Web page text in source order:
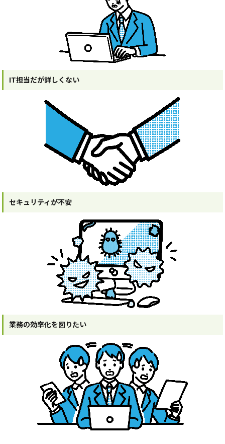
IT担当だが詳しくない
セキュリティが不安
業務の効率化を図りたい